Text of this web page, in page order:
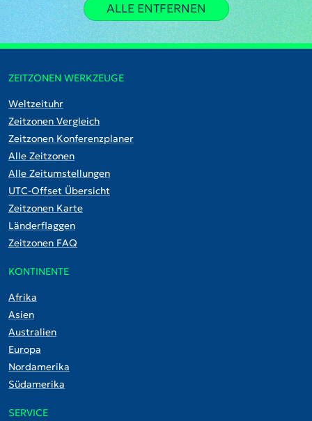
ALLE ENTFERNEN
ZEITZONEN WERKZEUGE
Weltzeituhr
Zeitzonen Vergleich
Zeitzonen Konferenzplaner
Alle Zeitzonen
Alle Zeitumstellungen
UTC-Offset Übersicht
Zeitzonen Karte
Länderflaggen
Zeitzonen FAQ
KONTINENTE
Afrika
Asien
Australien
Europa
Nordamerika
Südamerika
SERVICE